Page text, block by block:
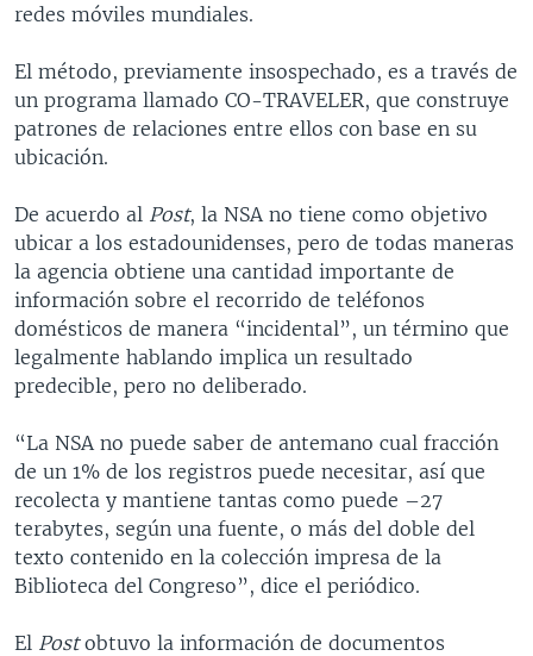
redes móviles mundiales.
El método, previamente insospechado, es a través de
un programa llamado CO-TRAVELER, que construye
patrones de relaciones entre ellos con base en su
ubicación.
De acuerdo al Post, la NSA no tiene como objetivo
ubicar a los estadounidenses, pero de todas maneras
la agencia obtiene una cantidad importante de
información sobre el recorrido de teléfonos
domésticos de manera “incidental”, un término que
legalmente hablando implica un resultado
predecible, pero no deliberado.
“La NSA no puede saber de antemano cual fracción
de un 1% de los registros puede necesitar, así que
recolecta y mantiene tantas como puede –27
terabytes, según una fuente, o más del doble del
texto contenido en la colección impresa de la
Biblioteca del Congreso”, dice el periódico.
El Postobtuvo la información de documentos